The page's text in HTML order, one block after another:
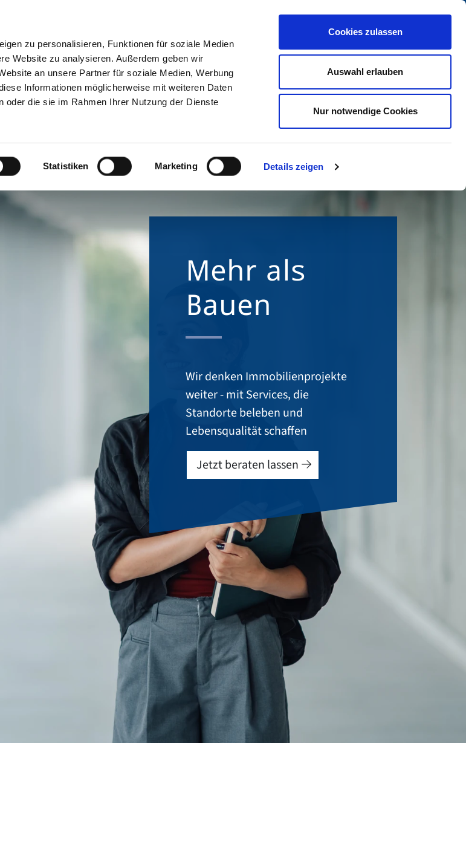
zu personalisieren, Funktionen für soziale Medien
Website zu analysieren. Außerdem geben wir
an unsere Partner für soziale Medien, Werbung
Informationen möglicherweise mit weiteren Daten
oder die sie im Rahmen Ihrer Nutzung der Dienste
Statistiken Marketing Details zeigen
Cookies zulassen
Auswahl erlauben
Nur notwendige Cookies
Suchen
Menü
Mehr als
Bauen
Wir denken Immobilienprojekte
weiter - mit Services, die
Standorte beleben und
Lebensqualität schaffen
Jetzt beraten lassen